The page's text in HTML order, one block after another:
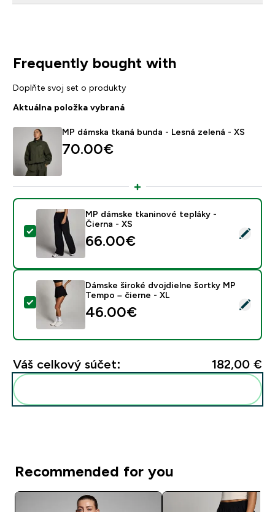
Frequently bought with
Doplňte svoj set o produkty
Aktuálna položka vybraná
MP dámska tkaná bunda - Lesná zelená - XS
70.00€‎
Vybrať tento produkt - MP dámske tkaninové tepláky
MP dámske tkaninové tepláky -
Čierna - XS
66.00€‎
Vybrať tento produkt - Dámske široké dvojdielne
Dámske široké dvojdielne šortky MP
Tempo – čierne - XL
46.00€‎
Váš celkový súčet: 182,00 €‎
Recommended for you